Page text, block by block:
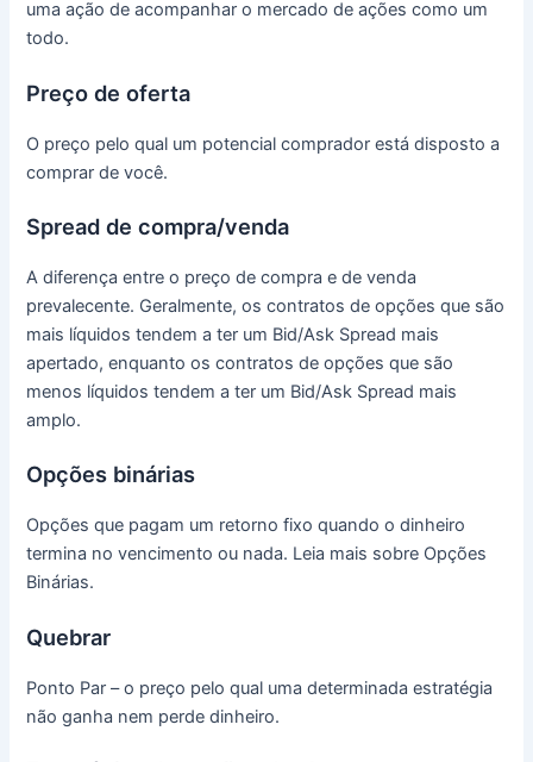
uma ação de acompanhar o mercado de ações como um
todo.
Preço de oferta
O preço pelo qual um potencial comprador está disposto a
comprar de você.
Spread de compra/venda
A diferença entre o preço de compra e de venda
prevalecente. Geralmente, os contratos de opções que são
mais líquidos tendem a ter um Bid/Ask Spread mais
apertado, enquanto os contratos de opções que são
menos líquidos tendem a ter um Bid/Ask Spread mais
amplo.
Opções binárias
Opções que pagam um retorno fixo quando o dinheiro
termina no vencimento ou nada. Leia mais sobre Opções
Binárias.
Quebrar
Ponto Par – o preço pelo qual uma determinada estratégia
não ganha nem perde dinheiro.